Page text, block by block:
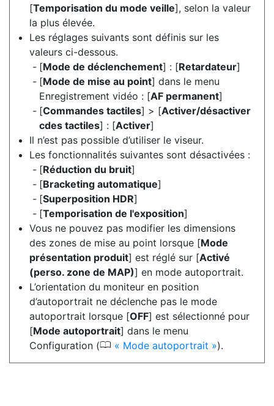
[Temporisation du mode veille], selon la valeur
la plus élevée.
Les réglages suivants sont définis sur les
valeurs ci-dessous.
[Mode de déclenchement] : [Retardateur]
[Mode de mise au point] dans le menu
Enregistrement vidéo : [AF permanent]
[Commandes tactiles] > [Activer/désactiver
cdes tactiles] : [Activer]
Il n’est pas possible d’utiliser le viseur.
Les fonctionnalités suivantes sont désactivées :
[Réduction du bruit]
[Bracketing automatique]
[Superposition HDR]
[Temporisation de l'exposition]
Vous ne pouvez pas modifier les dimensions
des zones de mise au point lorsque [Mode
présentation produit] est réglé sur [Activé
(perso. zone de MAP)] en mode autoportrait.
L’orientation du moniteur en position
d’autoportrait ne déclenche pas le mode
autoportrait lorsque [OFF] est sélectionné pour
[Mode autoportrait] dans le menu
Configuration (0 Mode autoportrait ).